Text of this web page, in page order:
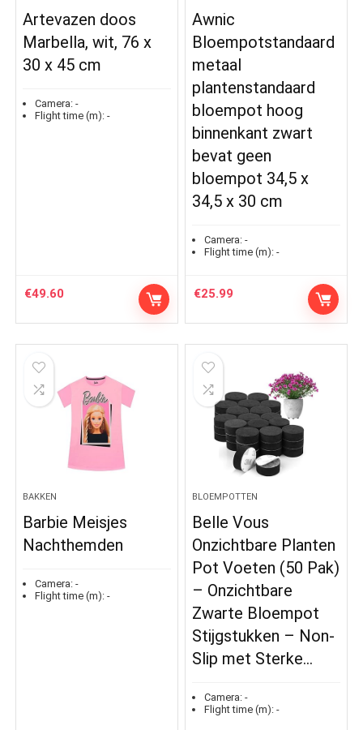
Artevazen doos
Marbella, wit, 76 x
30 x 45 cm
Camera: -
Flight time (m): -
€49.60
Awnic
Bloempotstandaard
metaal
plantenstandaard
bloempot hoog
binnenkant zwart
bevat geen
bloempot 34,5 x
34,5 x 30 cm
Camera: -
Flight time (m): -
€25.99
BAKKEN
Barbie Meisjes
Nachthemden
Camera: -
Flight time (m): -
BLOEMPOTTEN
Belle Vous
Onzichtbare Planten
Pot Voeten (50 Pak)
– Onzichtbare
Zwarte Bloempot
Stijgstukken – Non-
Slip met Sterke…
Camera: -
Flight time (m): -